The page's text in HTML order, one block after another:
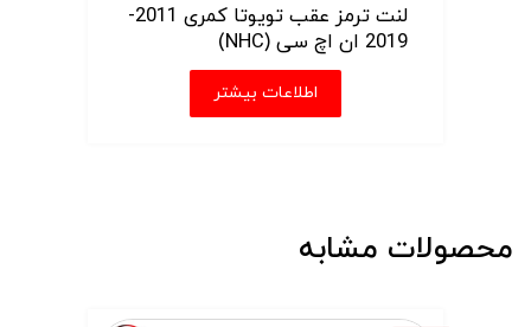
لنت ترمز عقب تویوتا کمری 2011-
2019 ان اچ سی (NHC)
اطلاعات بیشتر
محصولات مشابه